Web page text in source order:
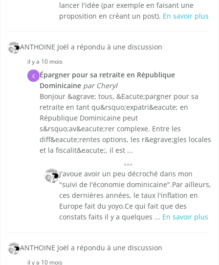
lancer l'idée (par exemple en faisant une
proposition en créant un post). En savoir plus
ANTHOINE Joël a répondu à une discussion
il y a 10 mois
C
Épargner pour sa retraite en République
Dominicaine par Cheryl
Bonjour &agrave; tous, &Eacute;pargner pour sa
retraite en tant qu&rsquo;expatri&eacute; en
République Dominicaine peut
s&rsquo;av&eacute;rer complexe. Entre les
diff&eacute;rentes options, les r&egrave;gles locales
et la fiscalit&eacute;, il est ...
J'avoue avoir un peu décroché dans mon
"suivi de l'économie dominicaine".Par ailleurs,
ces dernières années, le taux l'inflation en
Europe fait du yoyo.Ce qui fait que des
constats faits il y a quelques ... En savoir plus
ANTHOINE Joël a répondu à une discussion
il y a 10 mois